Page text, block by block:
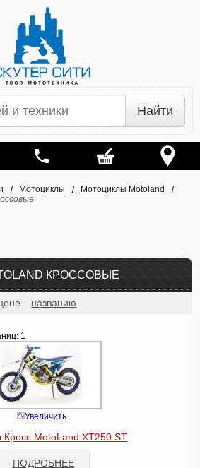
Найти
Мотоциклы
Мотоциклы Motoland
КРОССОВЫЕ
названию
1
Увеличить
Кросс MotoLand XT250 ST
ПОДРОБНЕЕ